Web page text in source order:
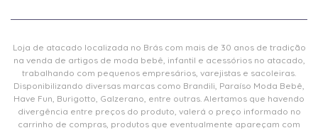
Loja de atacado localizada no Brás com mais de 30 anos de tradição
na venda de artigos de moda bebê, infantil e acessórios no atacado,
trabalhando com pequenos empresários, varejistas e sacoleiras.
Disponibilizando diversas marcas como Brandili, Paraíso Moda Bebê,
Have Fun, Burigotto, Galzerano, entre outras. Alertamos que havendo
divergência entre preços do produto, valerá o preço informado no
carrinho de compras, produtos que eventualmente apareçam com